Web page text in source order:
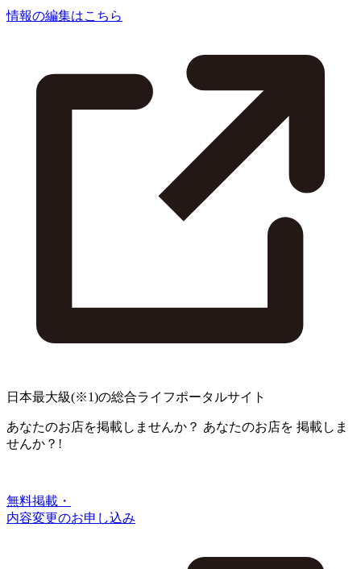
情報の編集はこちら
日本最大級(※1)の総合ライフポータルサイト
あなたのお店を掲載しませんか？ あなたのお店を 掲載しま
せんか？!
無料掲載・
内容変更のお申し込み